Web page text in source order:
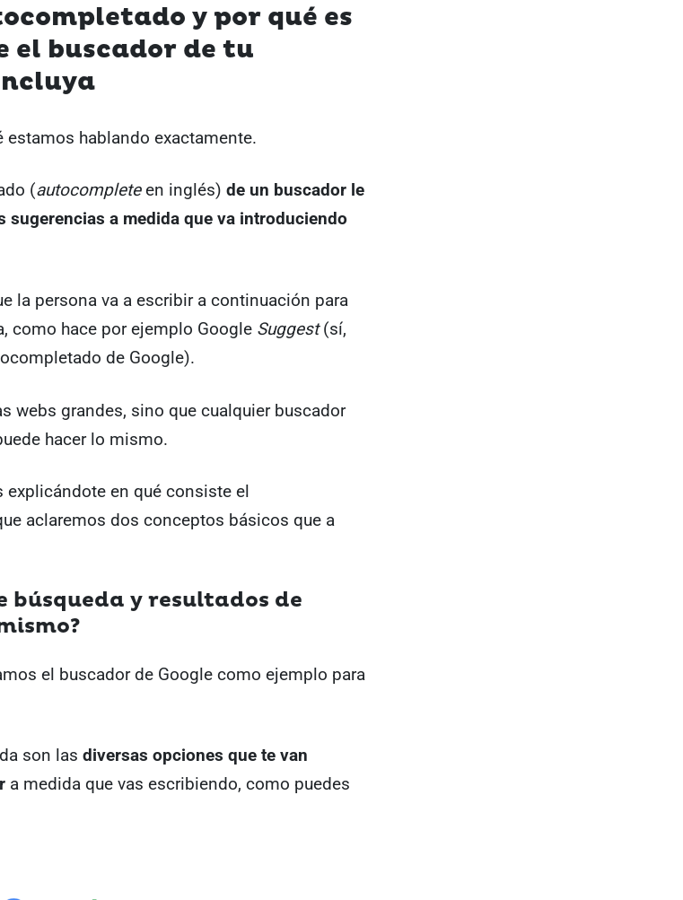
y por qué es
el buscador de tu
estamos hablando exactamente.
(autocompleteen inglés) de un buscador le
sugerencias a medida que va introduciendo
la persona va a escribir a continuación para
como hace por ejemplo Google Suggest(sí,
de Google).
webs grandes, sino que cualquier buscador
hacer lo mismo.
explicándote en qué consiste el
aclaremos dos conceptos básicos que a
búsqueda y resultados de
el buscador de Google como ejemplo para
son las diversas opciones que te van
a medida que vas escribiendo, como puedes